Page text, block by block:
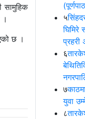
सामुहिक
।
छ ।
५
घिमिरे
६
७
युवा
८